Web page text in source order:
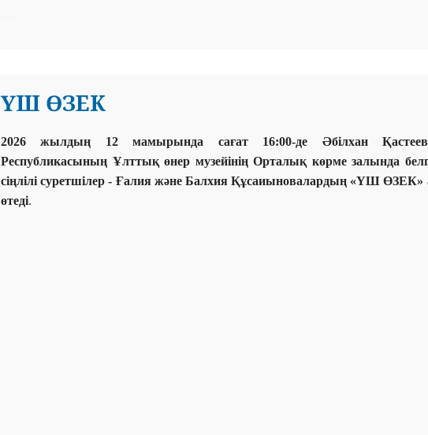
ҮШ ӨЗЕК
2026 жылдың 12 мамырында сағат 16:00-де Әбілхан
Республикасының Ұлттық өнер музейінің Орталық көрме залында
сіңлілі суретшілер - Ғалия және Балхия Құсаиыновалардың «ҮШ
өтеді.